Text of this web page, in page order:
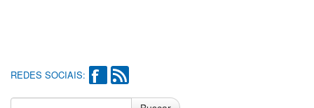
REDES SOCIAIS: